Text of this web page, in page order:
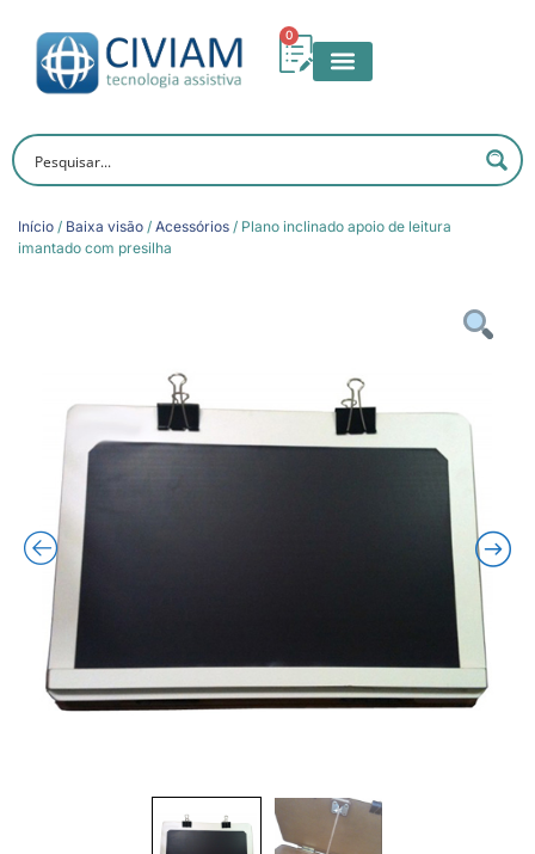
0
Início / Baixa visão / Acessórios / Plano inclinado apoio de leitura
imantado com presilha